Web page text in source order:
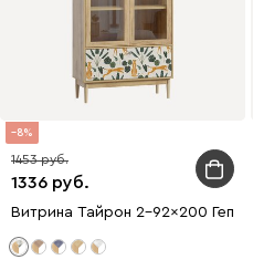
8
1336
1453
Витрина Тайрон 2-92x200 Гепард